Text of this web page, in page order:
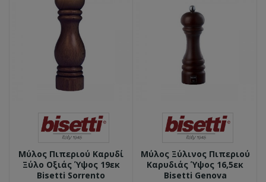
Μύλος Πιπεριού Καρυδί
Ξύλο Οξιάς Ύψος 19εκ
Bisetti Sorrento
Μύλος Ξύλινος Πιπεριού
Καρυδιάς Ύψος 16,5εκ
Bisetti Genova